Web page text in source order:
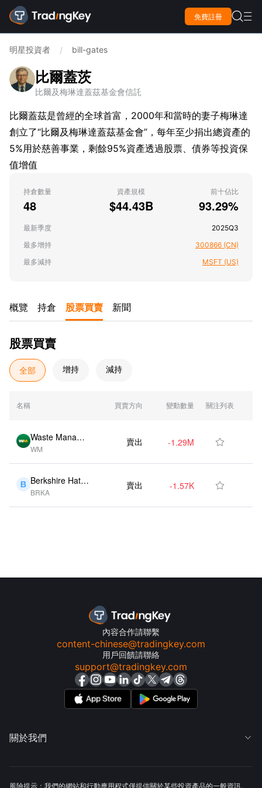
免費註冊  
明星投資者 / bill-gates
比爾蓋茨
比爾及梅琳達蓋茲基金會信託
比爾蓋茲是曾經的全球首富，2000年和當時的妻子梅琳達
創立了“比爾及梅琳達蓋茲基金會”，每年至少捐出總資產的
5%用於慈善事業，剩餘95%資產透過股票、債券等投資保
值增值
持倉數量 資產規模 前十佔比
48 $44.43B 93.29%
最新季度
2025Q3
最多增持
300866 (CN)
最多減持
MSFT (US)
概覽 持倉 股票買賣 新聞
股票買賣
全部 增持 減持
名稱 買賣方向 變動數量 變動比例
關注列表
Waste Manage
ment Inc (US)
WM
賣出 -1.29M -4.00%

Berkshire Hath
away Ord Shs
Class A (US)
BRKA
賣出 -1.57K -10.80%

內容合作請聯繫
content-chinese@tradingkey.com
用戶回饋請聯絡
support@tradingkey.com
關於我們 
風險提示：我們的網站和行動應用程式僅提供關於某些投資產品的一般資訊。